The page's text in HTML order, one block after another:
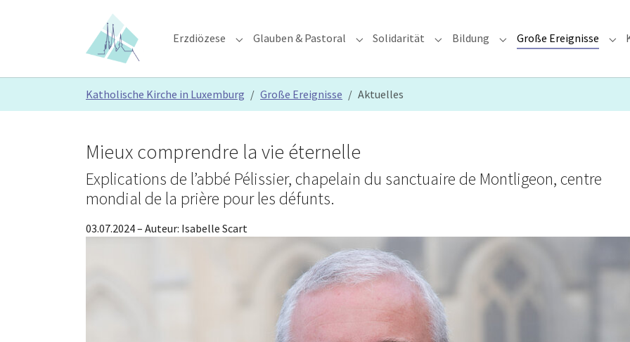
Erzdiözese Submenu for "Erzdiözese"
Glauben & Pastoral Submenu for "Glauben & Pastoral"
Solidarität Submenu for "Solidarität"
Bildung Submenu for "Bildung"
Große Ereignisse
Katholische Kirche in Luxemburg Große Ereignisse Aktuelles
Mieux comprendre la vie éternelle
Explications de l’abbé Pélissier, chapelain du sanctuaire de Montligeon, centre
mondial de la prière pour les défunts.
03.07.2024– Auteur: Isabelle Scart